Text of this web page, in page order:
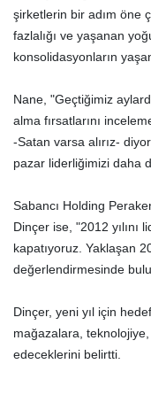
şirketlerin bir adım öne
fazlalığı ve yaşanan
konsolidasyonların
Nane, "Geçtiğimiz
alma fırsatlarını
-Satan varsa alırız-
pazar liderliğimizi daha
Sabancı Holding
Dinçer ise, "2012 yılını
kapatıyoruz. Yaklaşan
değerlendirmesinde
Dinçer, yeni yıl için
mağazalara,
edeceklerini belirtti.